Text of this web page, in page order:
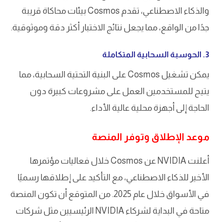
والذكاء الاصطناعي، تقدم Cosmos بيئات محاكاة قريبة
جدًا من الواقع، مما يجعل نتائج الاختبار أكثر دقة وموثوقية.
3. الحوسبة السحابية المتكاملة
يمكن تشغيل Cosmos على البنية التحتية السحابية، مما
يتيح للمستخدمين العمل على مشروعات كبيرة دون
الحاجة إلى أجهزة محلية عالية الأداء.
موعد الإطلاق وتوفر المنصة
أعلنت NVIDIA عن Cosmos خلال فعاليات مؤتمرها
الأخير للذكاء الاصطناعي، مع التأكيد على إطلاقها رسميًا
في الأسواق خلال عام 2025. من المتوقع أن تكون المنصة
متاحة في البداية لشركاء NVIDIA الرئيسيين مثل شركات